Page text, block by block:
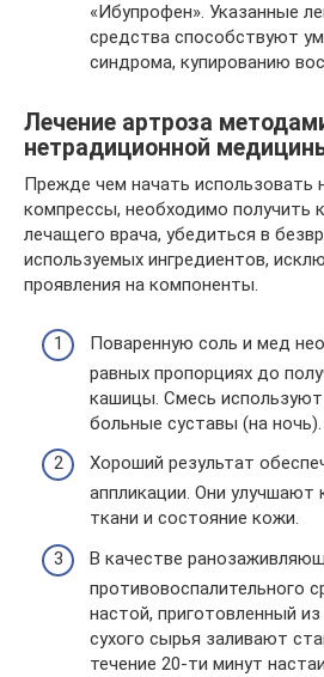
«Ибупрофен». Указанные
средства способствуют
синдрома, купированию
Лечение артроза
нетрадиционной
Прежде чем начать использовать
компрессы, необходимо получить
лечащего врача, убедиться в
используемых ингредиентов,
проявления на компоненты.
Поваренную соль и мед
равных пропорциях до
кашицы. Смесь
больные суставы (на ночь).
Хороший результат
аппликации. Они улучшают
ткани и состояние кожи.
В качестве
противовоспалительного
настой, приготовленный
сухого сырья заливают
течение 20-ти минут